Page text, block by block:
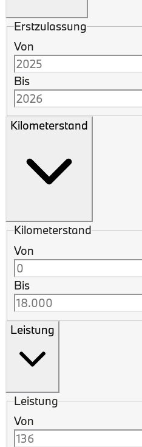
Erstzulassung
Von
Bis
Kilometerstand
Kilometerstand
Von
Bis
Leistung
Leistung
Von